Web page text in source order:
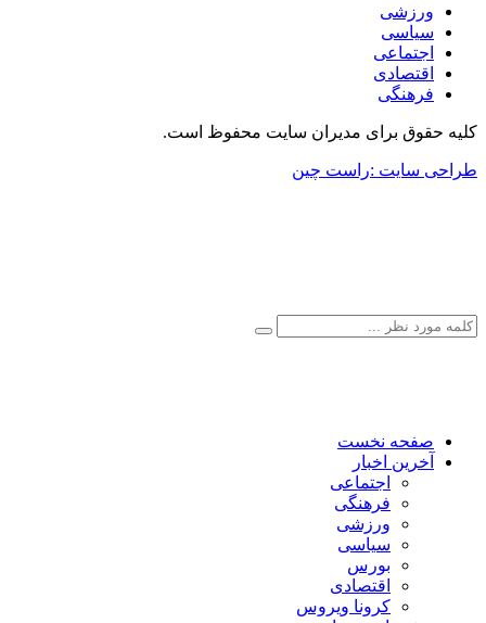
ورزشی
سیاسی
اجتماعی
اقتصادی
فرهنگی
حقوق برای مدیران سایت محفوظ است.
سایت :راست چین
صفحه نخست
آخرین اخبار
اجتماعی
فرهنگی
ورزشی
سیاسی
بورس
اقتصادی
کرونا ویروس